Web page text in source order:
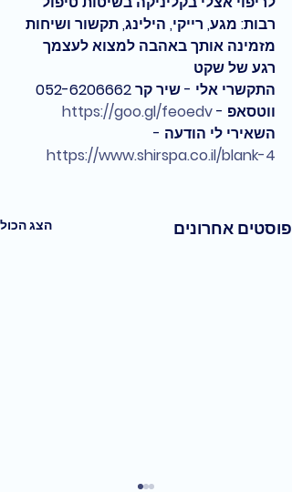
רבות: מגע, רייקי, הילינג, תקשור ושיחות
מזמינה אותך באהבה למצוא לעצמך
רגע של שקט
התקשרי אלי - שיר קר 052-6206662
ווטסאפ - https://goo.gl/feoedv
השאירי לי הודעה -
https://www.shirspa.co.il/blank-4
פוסטים אחרונים הצג הכול